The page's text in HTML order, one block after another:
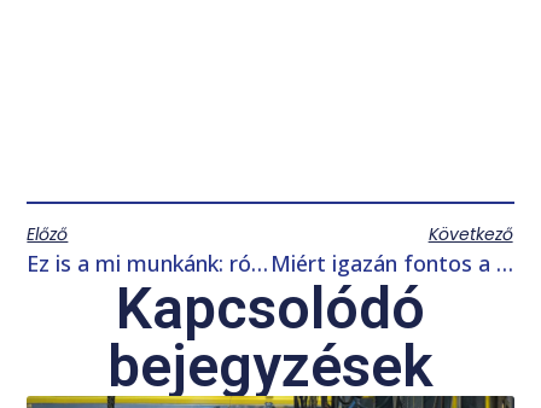
Előző
Ez is a mi munkánk: rózsafuttatók a Szegedi Tudományegyetem Füvészkertjében
Következő
Miért igazán fontos a megbízhatóság a zöldség- és gyümölcs-feldolgozó gépek esetében?
Kapcsolódó
bejegyzések